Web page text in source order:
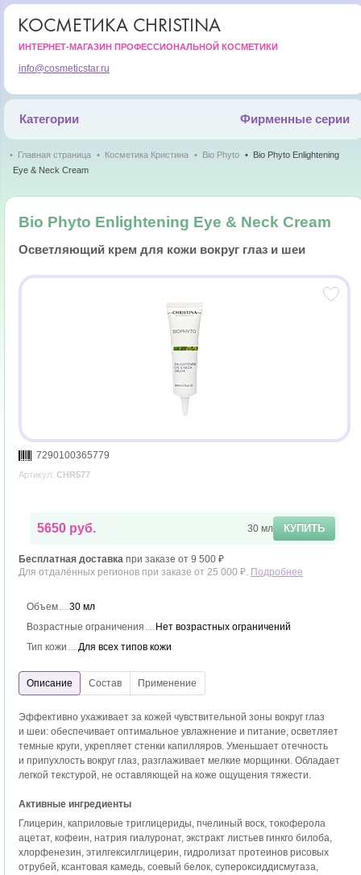
КОСМЕТИКА CHRISTINA
ИНТЕРНЕТ-МАГАЗИН ПРОФЕССИОНАЛЬНОЙ КОСМЕТИКИ
info@cosmeticstar.ru
Категории Фирменные серии
Главная страница Косметика Кристина Bio Phyto
Bio Phyto Enlightening
Eye & Neck Cream
Bio Phyto Enlightening Eye & Neck Cream
Осветляющий крем для кожи вокруг глаз и шеи
7290100365779
Артикул: CHR577
5650 руб. 30 мл КУПИТЬ
Бесплатная доставка при заказе от 9 500 ₽
Для отдалённых регионов при заказе от 25 000 ₽. Подробнее
Объем
30 мл
Возрастные ограничения
Нет возрастных ограничений
Тип кожи
Для всех типов кожи
Эффективно ухаживает за кожей чувствительной зоны вокруг глаз
и шеи: обеспечивает оптимальное увлажнение и питание, осветляет
темные круги, укрепляет стенки капилляров. Уменьшает отечность
и припухлость вокруг глаз, разглаживает мелкие морщинки. Обладает
легкой текстурой, не оставляющей на коже ощущения тяжести.
Активные ингредиенты
Глицерин, каприловые триглицериды, пчелиный воск, токоферола
ацетат, кофеин, натрия гиалуронат, экстракт листьев гинкго билоба,
хлорфенезин, этилгексилглицерин, гидролизат протеинов рисовых
отрубей, ксантовая камедь, соевый белок, супероксиддисмутаза,